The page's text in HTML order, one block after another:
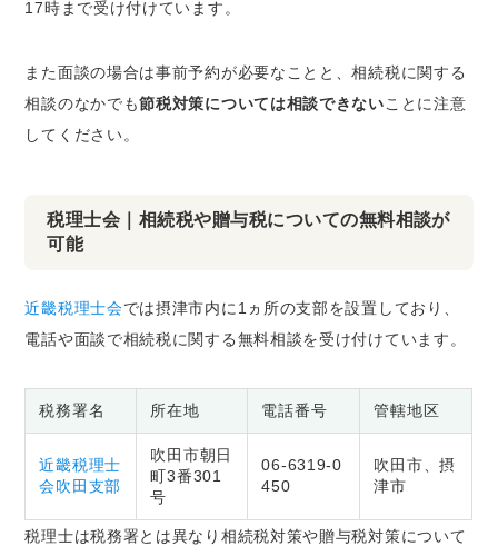
17時まで受け付けています。
また面談の場合は事前予約が必要なことと、相続税に関する
相談のなかでも節税対策については相談できないことに注意
してください。
税理士会｜相続税や贈与税についての無料相談が
可能
近畿税理士会では摂津市内に1ヵ所の支部を設置しており、
電話や面談で相続税に関する無料相談を受け付けています。
税務署名 所在地 電話番号 管轄地区
近畿税理士
会吹田支部
吹田市朝日
町3番301
号
06-6319-0
450
吹田市、摂
津市
税理士は税務署とは異なり相続税対策や贈与税対策について